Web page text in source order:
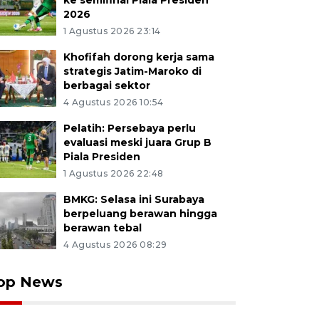
2026
1 Agustus 2026 23:14
Khofifah dorong kerja sama
strategis Jatim-Maroko di
berbagai sektor
4 Agustus 2026 10:54
Pelatih: Persebaya perlu
evaluasi meski juara Grup B
Piala Presiden
1 Agustus 2026 22:48
BMKG: Selasa ini Surabaya
berpeluang berawan hingga
berawan tebal
4 Agustus 2026 08:29
News